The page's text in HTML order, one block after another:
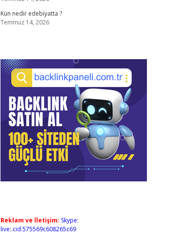
Kün nedir edebiyatta ?
Temmuz 14, 2026
Reklam ve İletişim: Skype:
live:.cid.575569c608265c69